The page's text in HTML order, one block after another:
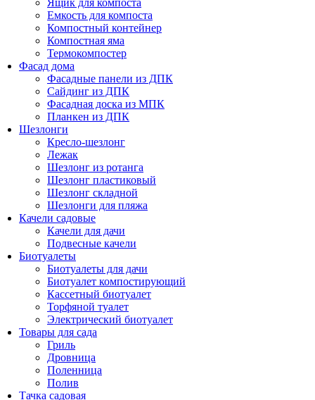
Ящик для компоста
Емкость для компоста
Компостный контейнер
Компостная яма
Термокомпостер
Фасад дома
Фасадные панели из ДПК
Сайдинг из ДПК
Фасадная доска из МПК
Планкен из ДПК
Шезлонги
Кресло-шезлонг
Лежак
Шезлонг из ротанга
Шезлонг пластиковый
Шезлонг складной
Шезлонги для пляжа
Качели садовые
Качели для дачи
Подвесные качели
Биотуалеты
Биотуалеты для дачи
Биотуалет компостирующий
Кассетный биотуалет
Торфяной туалет
Электрический биотуалет
Товары для сада
Гриль
Дровница
Поленница
Полив
Тачка садовая